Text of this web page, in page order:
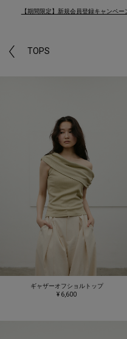
【期間限定】新規会員登録キャンペー
TOPS
「PARKER」カテゴリーではヒ
ギャザーオフショルトップ
¥ 6,600